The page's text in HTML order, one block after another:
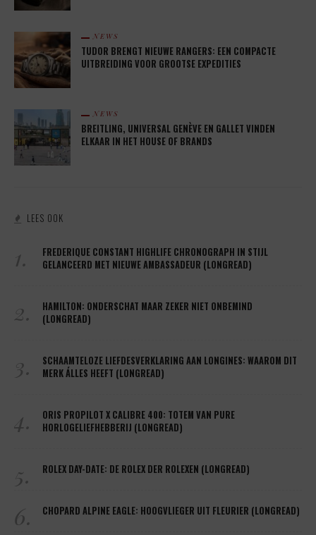
NEWS
TUDOR BRENGT NIEUWE RANGERS: EEN COMPACTE
UITBREIDING VOOR GROOTSE EXPEDITIES
NEWS
BREITLING, UNIVERSAL GENÈVE EN GALLET VINDEN
ELKAAR IN HET HOUSE OF BRANDS
LEES OOK
1.
FREDERIQUE CONSTANT HIGHLIFE CHRONOGRAPH IN STIJL
GELANCEERD MET NIEUWE AMBASSADEUR (LONGREAD)
2.
HAMILTON: ONDERSCHAT MAAR ZEKER NIET ONBEMIND
(LONGREAD)
3.
SCHAAMTELOZE LIEFDESVERKLARING AAN LONGINES: WAAROM DIT
MERK ÁLLES HEEFT (LONGREAD)
4.
ORIS PROPILOT X CALIBRE 400: TOTEM VAN PURE
HORLOGELIEFHEBBERIJ (LONGREAD)
5. ROLEX DAY-DATE: DE ROLEX DER ROLEXEN (LONGREAD)
6. CHOPARD ALPINE EAGLE: HOOGVLIEGER UIT FLEURIER (LONGREAD)